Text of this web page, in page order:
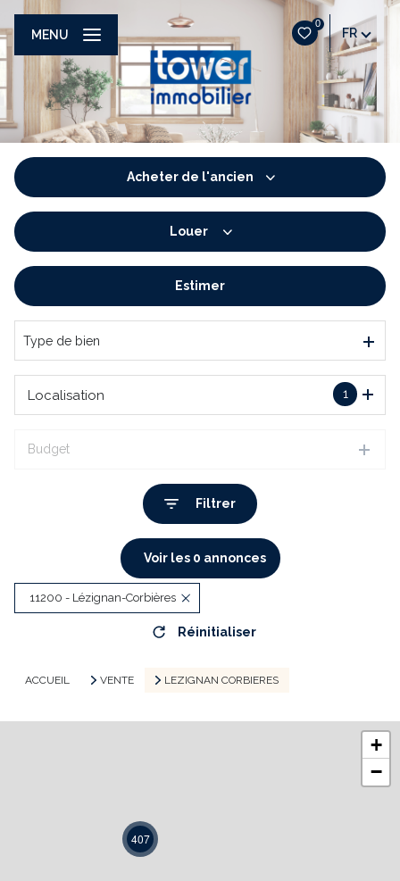
0
FR
MENU
Acheter de l'ancien
De l'immo pro
Louer
De l'immo pro
Estimer
Type de bien
1
Localisation
Budget
Filtrer
Voir les 0 annonces
11200 - Lézignan-Corbières
Réinitialiser
ACCUEIL VENTE LEZIGNAN CORBIERES
407
+
−